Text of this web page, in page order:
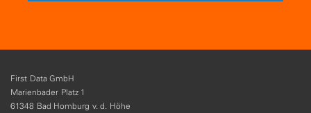
First Data GmbH
Marienbader Platz 1
61348 Bad Homburg v. d. Höhe